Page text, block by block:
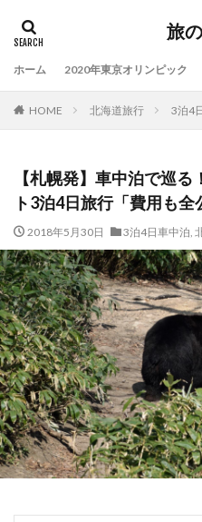
旅
ホーム 2020年東京オリンピック
HOME 北海道旅行 3泊4
【札幌発】車中泊で巡
ト3泊4日旅行「費用も全
2018年5月30日 3泊4日車中泊,